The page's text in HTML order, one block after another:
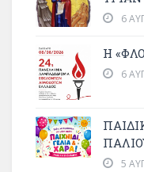
6
Η
6
5